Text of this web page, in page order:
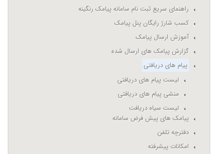
راهنمای سریع ثبت نام سامانه پیامک رنگینه
کسب شارژ رایگان پنل پیامک
آموزش ارسال پیامک
گزارش پیامک های ارسال شده
پیام های دریافتی
لیست پیام های دریافتی
منشی پیام های دریافتی
لیست سیاه دریافت
پیامک های پیش فرض سامانه
دفترچه تلفن
امکانات پیشرفته